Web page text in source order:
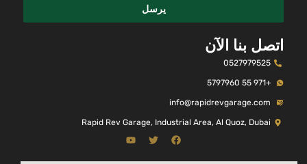
يرسل
اتصل بنا الآن
0527979525
+971 55 5797960
info@rapidrevgarage.com
Rapid Rev Garage, Industrial Area, Al Quoz, Dubai